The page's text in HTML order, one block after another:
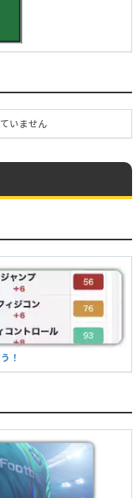
いません
！